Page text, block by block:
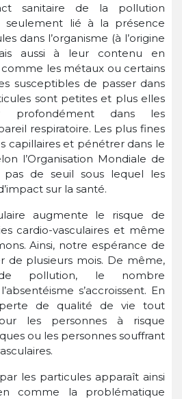
sanitaire de la pollution
seulement lié à la présence
dans l’organisme (à l’origine
aussi à leur contenu en
les métaux ou certains
susceptibles de passer dans
sont petites et plus elles
profondément dans les
respiratoire. Les plus fines
capillaires et pénétrer dans le
l’Organisation Mondiale de
pas de seuil sous lequel les
sur la santé.
augmente le risque de
cardio-vasculaires et même
Ainsi, notre espérance de
de plusieurs mois. De même,
pollution, le nombre
s’accroissent. En
de qualité de vie tout
les personnes à risque
ou les personnes souffrant
les particules apparaît ainsi
comme la problématique